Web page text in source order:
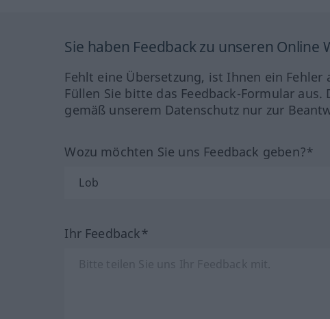
Sie haben Feedback zu unseren Online
Fehlt eine Übersetzung, ist Ihnen ein
Füllen Sie bitte das Feedback-Formular
gemäß unserem Datenschutz nur zur
Wozu möchten Sie uns Feedback geben?*
Ihr Feedback*